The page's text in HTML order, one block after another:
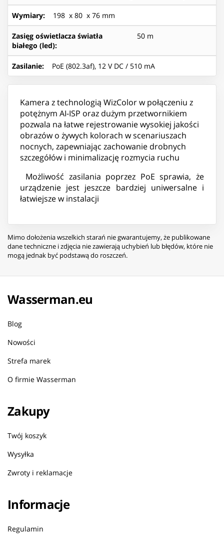
Wymiary: 198 x 80 x 76 mm
Zasięg oświetlacza światła
białego (led):
50 m
Zasilanie: PoE (802.3af), 12 V DC / 510 mA
Kamera z technologią WizColor w połączeniu z
potężnym AI-ISP oraz dużym przetwornikiem
pozwala na łatwe rejestrowanie wysokiej jakości
obrazów o żywych kolorach w scenariuszach
nocnych, zapewniając zachowanie drobnych
szczegółów i minimalizację rozmycia ruchu
Możliwość zasilania poprzez PoE sprawia, że
urządzenie jest jeszcze bardziej uniwersalne i
łatwiejsze w instalacji
Mimo dołożenia wszelkich starań nie gwarantujemy, że publikowane
dane techniczne i zdjęcia nie zawierają uchybień lub błędów, które nie
mogą jednak być podstawą do roszczeń.
Wasserman.eu
Blog
Nowości
Strefa marek
O firmie Wasserman
Zakupy
Twój koszyk
Wysyłka
Zwroty i reklamacje
Informacje
Regulamin